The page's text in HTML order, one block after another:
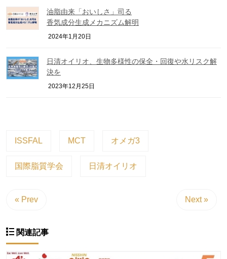
油脂由来「おいしさ」司る
香気成分生成メカニズム解明
2024年1月20日
日清オイリオ、生物多様性の保全・回復や水リスク解
決を
2023年12月25日
ISSFAL MCT オメガ3
国際脂質学会 日清オイリオ
« Prev Next »
関連記事